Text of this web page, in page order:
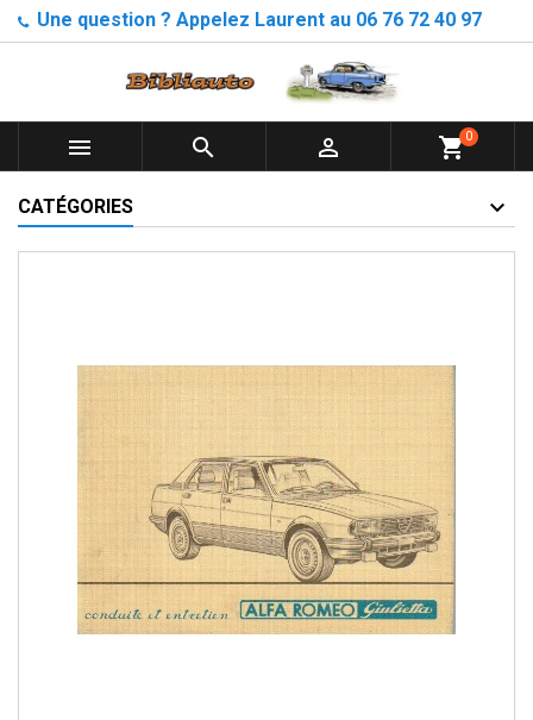
Une question ? Appelez Laurent au 06 76 72 40 97
   shopping_cart0
CATÉGORIES